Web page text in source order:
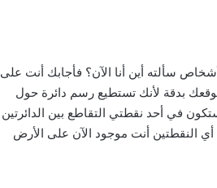
سألته أين أنا الآن؟ فأجابك أنت على
موقعك بدقة لأنك تستطيع رسم دائرة حول
لأنك ستكون في أحد نقطتي التقاطع بين الدائرتين
أنت موجود الآن على الأرض